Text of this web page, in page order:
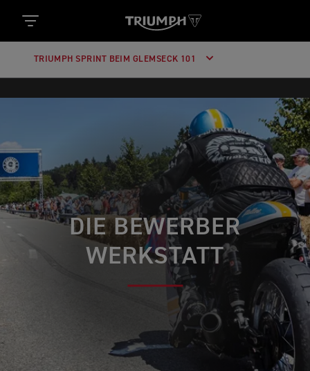
TRIUMPH SPRINT BEIM GLEMSECK 101
DIE BEWERBER
WERKSTATT